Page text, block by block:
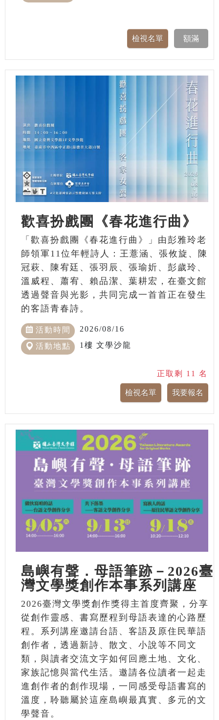
歡喜扮戲團《春花進行曲》
「歡喜扮戲團《春花進行曲》」由彭雅玲老
師領軍11位年輕詩人：王薏涵、張攸旋、陳
冠萩、陳宥廷、張羽辰、張瑜妡、彭歲玲、
溫威程、蕭宥、賴品潔、葉耕宏，在臺文館
透過聲音與光影，共同完成一首首正在發生
的客語青春詩。
活動時間 2026/08/16
活動地點 1樓 文學沙龍
正取剩 11 名
島嶼有聲．母語筆跡－2026臺
灣文學獎創作本事系列講座
2026臺灣文學獎創作獎得主首度齊聚，分享
從創作靈感、書寫歷程到母語表達的心路歷
程。系列講座邀請台語、客語及原住民華語
創作者，透過新詩、散文、小說等不同文
類，與讀者交流文字如何回應土地、文化、
家族記憶與當代生活。邀請各位讀者一起走
進創作者的創作現場，一同感受母語書寫的
溫度，聆聽屬於這座島嶼最真實、多元的文
學聲音。